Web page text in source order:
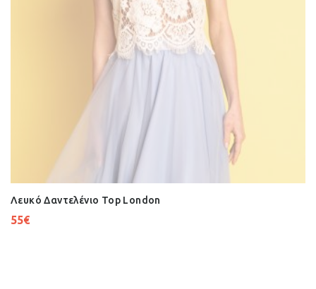
Λευκό Δαντελένιο Top London
55€